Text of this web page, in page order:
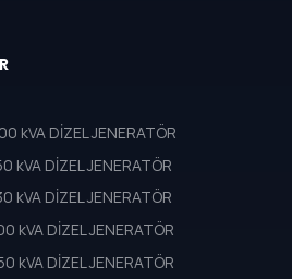
kVA DİZEL JENERATÖR
kVA DİZEL JENERATÖR
kVA DİZEL JENERATÖR
kVA DİZEL JENERATÖR
kVA DİZEL JENERATÖR